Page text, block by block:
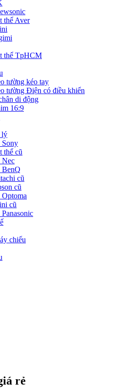
thể Aver
thể TpHCM
tường kéo tay
tường Điện có điều khiển
di động
16:9
lý
Sony
thể cũ
Nec
BenQ
cũ
cũ
cũ
chiếu
rẻ